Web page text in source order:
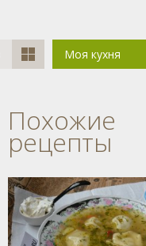
Моя кухня
Похожие
рецепты